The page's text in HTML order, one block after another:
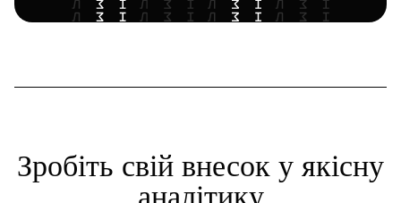
Зробіть свій внесок у якісну
аналітику